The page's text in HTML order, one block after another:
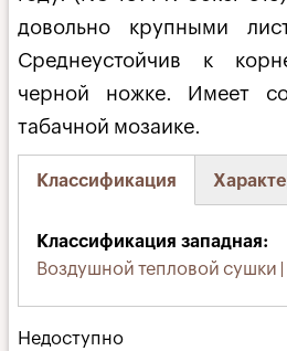
довольно крупными
Среднеустойчив к
черной ножке. Имеет
табачной мозаике.
Классификация
вкладка)
Классификация западная
Воздушной тепловой сушки |
Недоступно